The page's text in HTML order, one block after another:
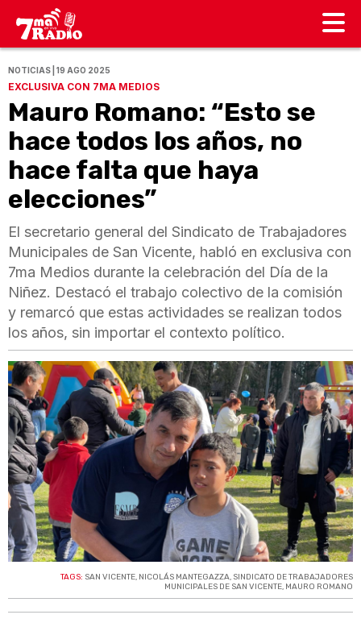
NOTICIAS | 19 AGO 2025
EXCLUSIVA CON 7MA MEDIOS
Mauro Romano: “Esto se
hace todos los años, no
hace falta que haya
elecciones”
El secretario general del Sindicato de Trabajadores
Municipales de San Vicente, habló en exclusiva con
7ma Medios durante la celebración del Día de la
Niñez. Destacó el trabajo colectivo de la comisión
y remarcó que estas actividades se realizan todos
los años, sin importar el contexto político.
TAGS: SAN VICENTE, NICOLÁS MANTEGAZZA, SINDICATO DE TRABAJADORES
MUNICIPALES DE SAN VICENTE, MAURO ROMANO